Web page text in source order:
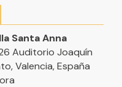
Santa Anna
Auditorio Joaquín
Valencia, España